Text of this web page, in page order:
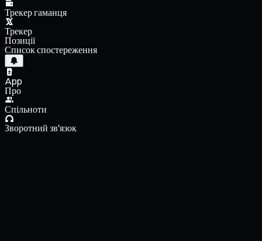
Трекер гаманця
Трекер
Позиції
Список спостереження
App
Про
Спільноти
Зворотний зв'язок